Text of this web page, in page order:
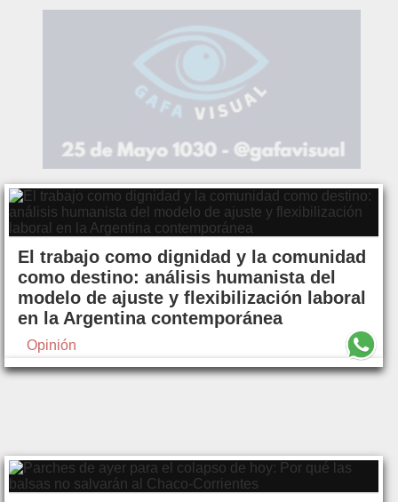
El trabajo como dignidad y la comunidad
como destino: análisis humanista del
modelo de ajuste y flexibilización laboral
en la Argentina contemporánea
Opinión